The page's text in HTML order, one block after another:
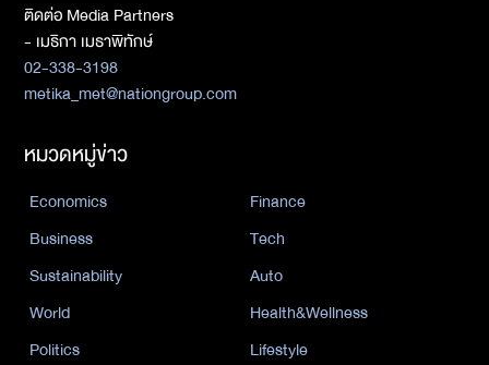
ติดต่อ Media Partners
- เมธิกา เมธาพิทักษ์
02-338-3198
metika_met@nationgroup.com
หมวดหมู่ข่าว
Economics
Finance
Business
Tech
Sustainability
Auto
World
Health&Wellness
Politics
Lifestyle